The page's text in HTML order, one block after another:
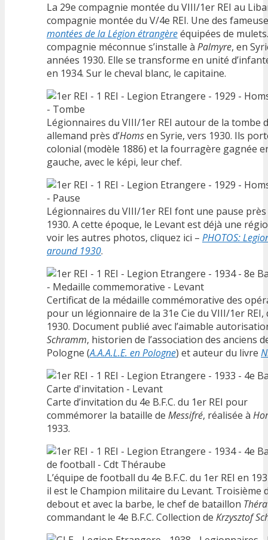
La 29e compagnie montée du VIII/1er REI au
compagnie montée du V/4e REI. Une des
montées de la Légion étrangèreéquipées de
compagnie méconnue s’installe à Palmyre, en
années 1930. Elle se transforme en unité
en 1934. Sur le cheval blanc, le capitaine.
Légionnaires du VIII/1er REI autour de la tombe
allemand près d’Homsen Syrie, vers 1930. Ils
colonial (modèle 1886) et la fourragère gagnée
gauche, avec le képi, leur chef.
Légionnaires du VIII/1er REI font une pause près
1930. A cette époque, le Levant est déjà une
voir les autres photos, cliquez ici – PHOTOS:
around 1930.
Certificat de la médaille commémorative des
pour un légionnaire de la 31e Cie du VIII/1er
1930. Document publié avec l’aimable
Schramm, historien de l’association des anciens
Pologne (A.A.A.L.E. en Pologne) et auteur du livre
Carte d’invitation du 4e B.F.C. du 1er REI pour
commémorer la bataille de Messifré, réalisée à
1933.
L’équipe de football du 4e B.F.C. du 1er REI en
il est le Champion militaire du Levant. Troisième
debout et avec la barbe, le chef de bataillon
commandant le 4e B.F.C. Collection de Krzysztof